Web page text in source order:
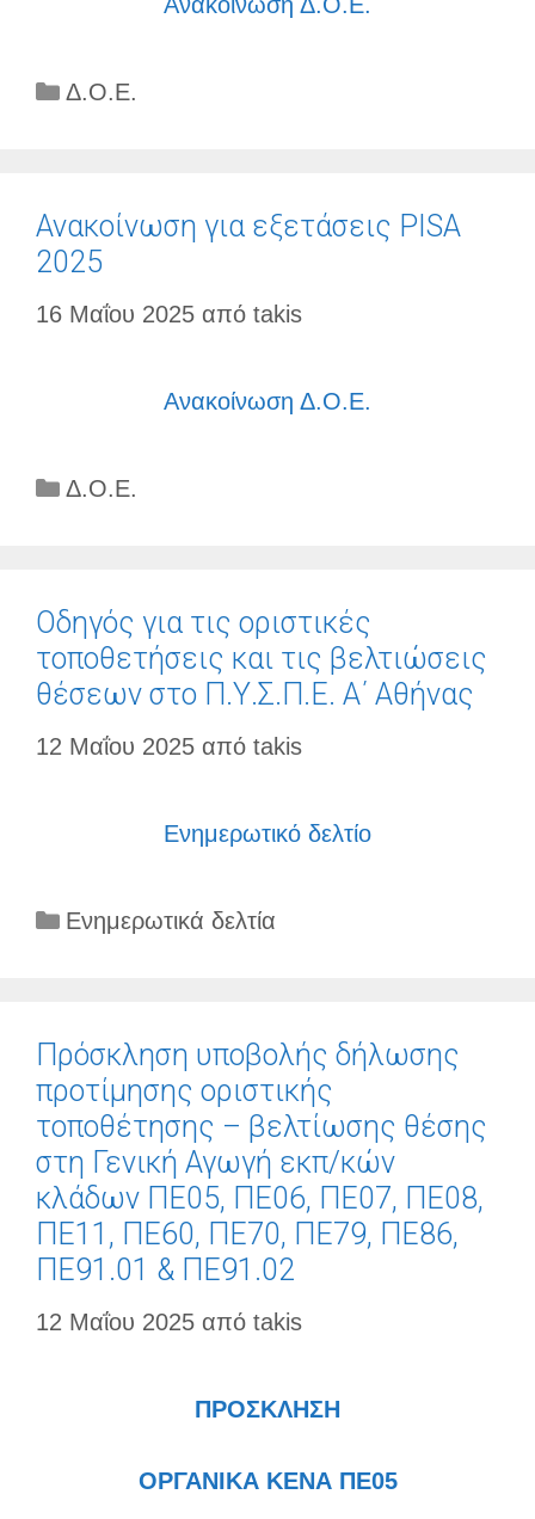
Κατηγορίες
Δ.Ο.Ε.
Ανακοίνωση για εξετάσεις PISA
2025
16 Μαΐου 2025 από takis
Ανακοίνωση Δ.Ο.Ε.
Κατηγορίες
Δ.Ο.Ε.
Οδηγός για τις οριστικές
τοποθετήσεις και τις βελτιώσεις
θέσεων στο Π.Υ.Σ.Π.Ε. Α΄ Αθήνας
12 Μαΐου 2025 από takis
Ενημερωτικό δελτίο
Κατηγορίες
Ενημερωτικά δελτία
Πρόσκληση υποβολής δήλωσης
προτίμησης οριστικής
τοποθέτησης – βελτίωσης θέσης
στη Γενική Αγωγή εκπ/κών
κλάδων ΠΕ05, ΠΕ06, ΠΕ07, ΠΕ08,
ΠΕ11, ΠΕ60, ΠΕ70, ΠΕ79, ΠΕ86,
ΠΕ91.01 & ΠΕ91.02
12 Μαΐου 2025 από takis
ΠΡΟΣΚΛΗΣΗ
ΟΡΓΑΝΙΚΑ ΚΕΝΑ ΠΕ05